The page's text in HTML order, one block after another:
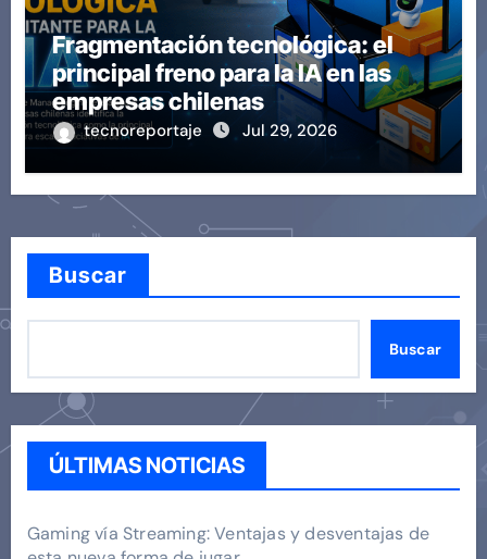
Fragmentación tecnológica: el
principal freno para la IA en las
empresas chilenas
tecnoreportaje Jul 29, 2026
Buscar
Buscar
ÚLTIMAS NOTICIAS
Gaming vía Streaming: Ventajas y desventajas de